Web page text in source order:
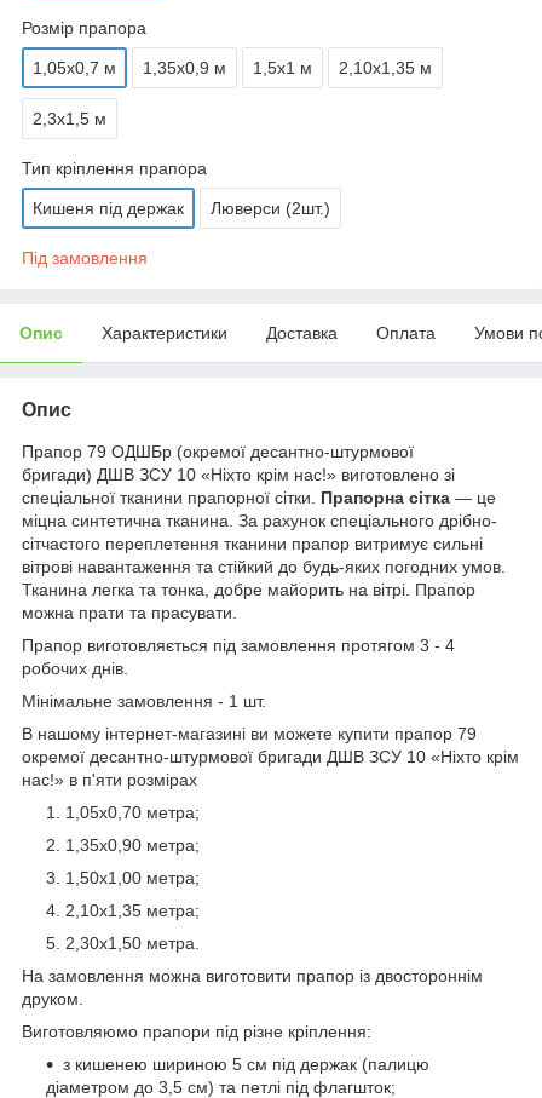
Розмір прапора
1,05х0,7 м 1,35х0,9 м 1,5х1 м 2,10х1,35 м
2,3х1,5 м
Тип кріплення прапора
Кишеня під держак Люверси (2шт.)
Під замовлення
Опис Характеристики Доставка Оплата Умови
Опис
Прапор 79 ОДШБр (окремої десантно-штурмової
бригади) ДШВ ЗСУ 10 «Ніхто крім нас!» виготовлено зі
спеціальної тканини прапорної сітки. Прапорна сітка — це
міцна синтетична тканина. За рахунок спеціального дрібно-
сітчастого переплетення тканини прапор витримує сильні
вітрові навантаження та стійкий до будь-яких погодних умов.
Тканина легка та тонка, добре майорить на вітрі. Прапор
можна прати та прасувати.
Прапор виготовляється під замовлення протягом 3 - 4
робочих днів.
Мінімальне замовлення - 1 шт.
В нашому інтернет-магазині ви можете купити прапор 79
окремої десантно-штурмової бригади ДШВ ЗСУ 10 «Ніхто крім
нас!» в п'яти розмірах
1,05х0,70 метра;
1,35х0,90 метра;
1,50х1,00 метра;
2,10х1,35 метра;
2,30х1,50 метра.
На замовлення можна виготовити прапор із двостороннім
друком.
Виготовляюмо прапори під різне кріплення:
з кишенею шириною 5 см під держак (палицю
діаметром до 3,5 см) та петлі під флагшток;